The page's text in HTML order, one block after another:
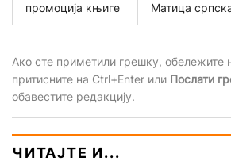
промоција књиге Матица
Ако сте приметили грешку, обележите
притисните на Ctrl+Enter или Послати
обавестите редакцију.
ЧИТАЈТЕ И...